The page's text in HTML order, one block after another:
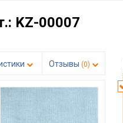
KZ-00007
Отзывы (0)